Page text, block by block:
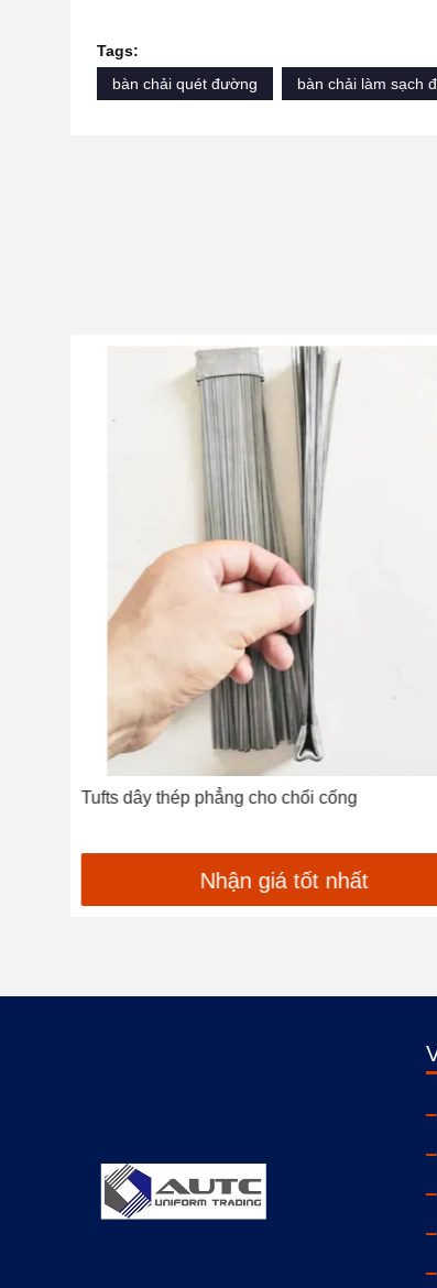
Tags:
bàn chải quét đường
bàn chải làm sạch
Tufts dây thép phẳng cho chổi cống
Nhận giá tốt nhất